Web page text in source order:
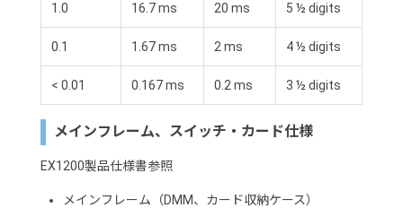
1.0 16.7 ms 20 ms 5 ½ digits
0.1 1.67 ms 2 ms 4 ½ digits
< 0.01 0.167 ms 0.2 ms 3 ½ digits
メインフレーム、スイッチ・カード仕様
EX1200製品仕様書参照
メインフレーム（DMM、カード収納ケース）